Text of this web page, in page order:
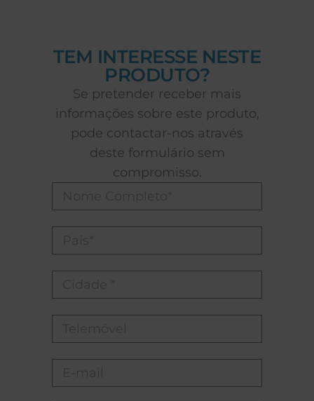
TEM INTERESSE NESTE
PRODUTO?
Se pretender receber mais
informações sobre este produto,
pode contactar-nos através
deste formulário sem
compromisso.